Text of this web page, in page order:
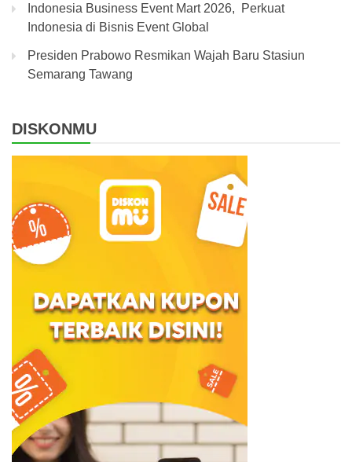
Indonesia Business Event Mart 2026, Perkuat
Indonesia di Bisnis Event Global
Presiden Prabowo Resmikan Wajah Baru Stasiun
Semarang Tawang
DISKONMU